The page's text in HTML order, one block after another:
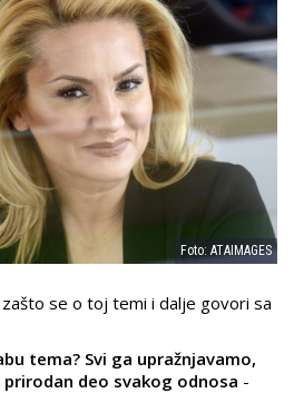
Foto: ATAIMAGES
se o toj temi i dalje govori sa
tema? Svi ga upražnjavamo,
deo svakog odnosa -